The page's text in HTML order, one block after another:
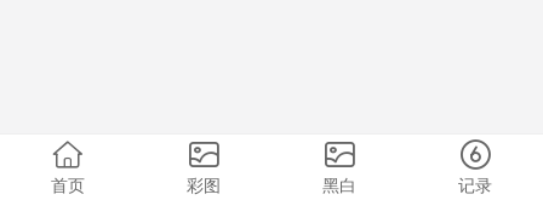
首页 彩图 黑白 记录